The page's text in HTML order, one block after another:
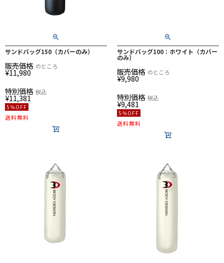
サンドバッグ150（カバーのみ）
販売価格
¥11,980
のところ
特別価格
¥11,381
税込
5％OFF
送料無料
サンドバッグ100：ホワイト（カバー
のみ）
販売価格
¥9,980
のところ
特別価格
¥9,481
税込
5％OFF
送料無料